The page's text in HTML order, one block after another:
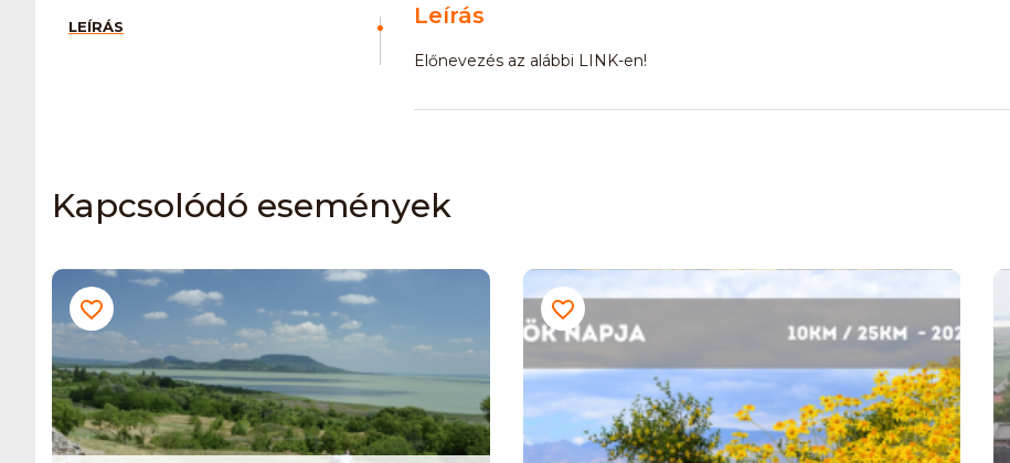
LEÍRÁS Leírás
Előnevezés az alábbi LINK-en!
Kapcsolódó események